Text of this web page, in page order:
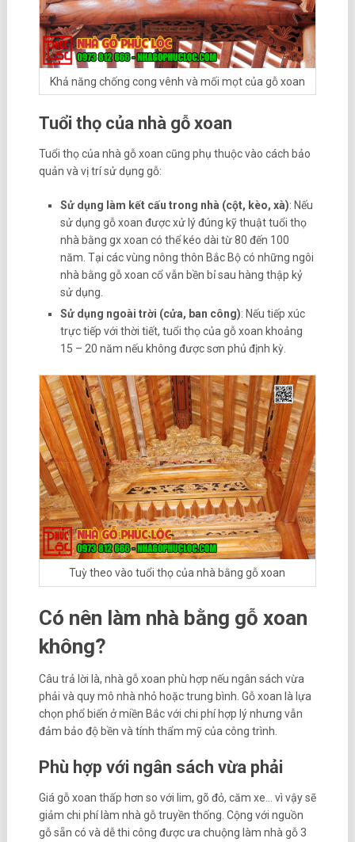
Khả năng chống cong vênh và mối mọt của gỗ xoan
Tuổi thọ của nhà gỗ xoan
Tuổi thọ của nhà gỗ xoan cũng phụ thuộc vào cách bảo
quản và vị trí sử dụng gỗ:
Sử dụng làm kết cấu trong nhà (cột, kèo, xà): Nếu
sử dụng gỗ xoan được xử lý đúng kỹ thuật tuổi thọ
nhà bằng gx xoan có thể kéo dài từ 80 đến 100
năm. Tại các vùng nông thôn Bắc Bộ có những ngôi
nhà bằng gỗ xoan cổ vẫn bền bỉ sau hàng thập kỷ
sử dụng.
Sử dụng ngoài trời (cửa, ban công): Nếu tiếp xúc
trực tiếp với thời tiết, tuổi thọ của gỗ xoan khoảng
15 – 20 năm nếu không được sơn phủ định kỳ.
Tuỳ theo vào tuổi thọ của nhà bằng gỗ xoan
Có nên làm nhà bằng gỗ xoan
không?
Câu trả lời là, nhà gỗ xoan phù hợp nếu ngân sách vừa
phải và quy mô nhà nhỏ hoặc trung bình. Gỗ xoan là lựa
chọn phổ biến ở miền Bắc với chi phí hợp lý nhưng vẫn
đảm bảo độ bền và tính thẩm mỹ của công trình.
Phù hợp với ngân sách vừa phải
Giá gỗ xoan thấp hơn so với lim, gõ đỏ, căm xe… vì vậy sẽ
giảm chi phí làm nhà gỗ truyền thống. Cộng với nguồn
gỗ sẵn có và dễ thi công được ưa chuộng làm nhà gỗ 3